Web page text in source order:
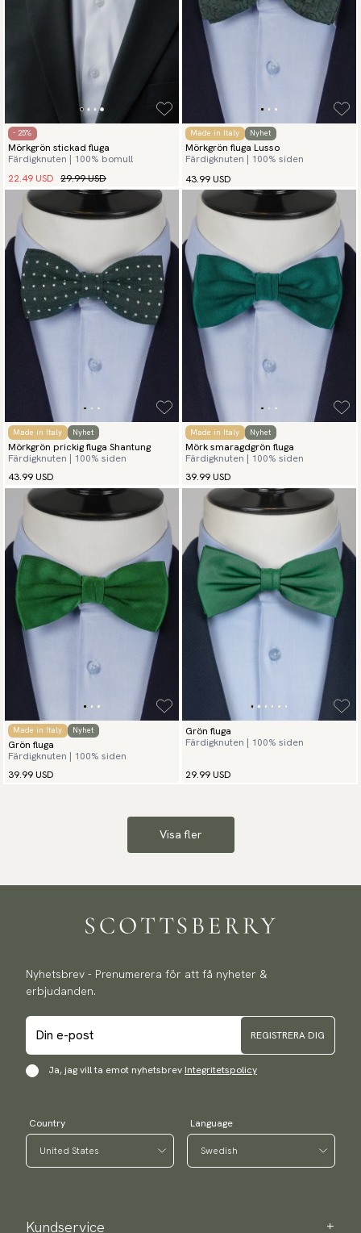
- 25%
Mörkgrön stickad fluga
Färdigknuten | 100% bomull
22.49 USD 29.99 USD
Made in Italy Nyhet
Mörkgrön fluga Lusso
Färdigknuten | 100% siden
43.99 USD
Made in Italy Nyhet
Mörkgrön prickig fluga Shantung
Färdigknuten | 100% siden
43.99 USD
Made in Italy Nyhet
Mörk smaragdgrön fluga
Färdigknuten | 100% siden
39.99 USD
Made in Italy Nyhet
Grön fluga
Färdigknuten | 100% siden
39.99 USD
Grön fluga
Färdigknuten | 100% siden
29.99 USD
Visa fler
Nyhetsbrev - Prenumerera för att få nyheter &
erbjudanden.
REGISTRERA DIG
Ja, jag vill ta emot nyhetsbrev Integritetspolicy
Country Language
Kundservice